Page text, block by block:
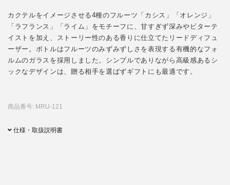
カクテルをイメージさせる4種のフルーツ「カシス」「オレンジ」
「ラフランス」「ライム」をモチーフに、甘すぎず深みやビターテ
イストを加え、ストーリー性のある香りに仕立てたリードディフュ
ーザー。ボトルはフルーツのみずみずしさを表現する有機的なフォ
ルムのガラスを採用しました。シンプルでありながら高級感あるシ
ックなデザインは、贈る相手を選ばずギフトにも最適です。
商品番号: MRU-121
仕様・取扱説明書